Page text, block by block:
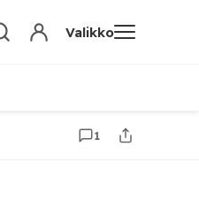
Valikko
1